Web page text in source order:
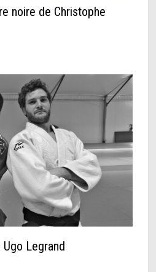
noire de Christophe
Legrand